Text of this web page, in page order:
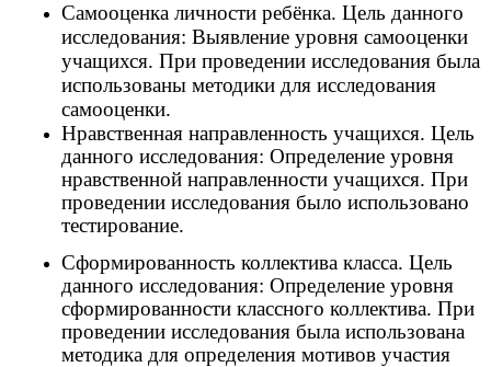
Самооценка личности ребёнка. Цель данного
исследования: Выявление уровня самооценки
учащихся. При проведении исследования была
использованы методики для исследования
самооценки.
Нравственная направленность учащихся. Цель
данного исследования: Определение уровня
нравственной направленности учащихся. При
проведении исследования было использовано
тестирование.
Сформированность коллектива класса. Цель
данного исследования: Определение уровня
сформированности классного коллектива. При
проведении исследования была использована
методика для определения мотивов участия